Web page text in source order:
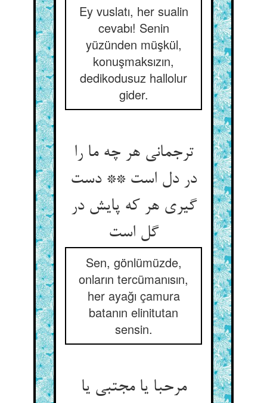
Ey vuslatı, her sualin
cevabı! Senin
yüzünden müşkül,
konuşmaksızın,
dedikodusuz hallolur
gider.
ترجمانی هر چه ما را
در دل است ** دست
گیری هر که پایش در
Sen, gönlümüzde,
onların tercümanısın,
her ayağı çamura
batanın elinitutan
sensin.
مرحبا یا مجتبی یا